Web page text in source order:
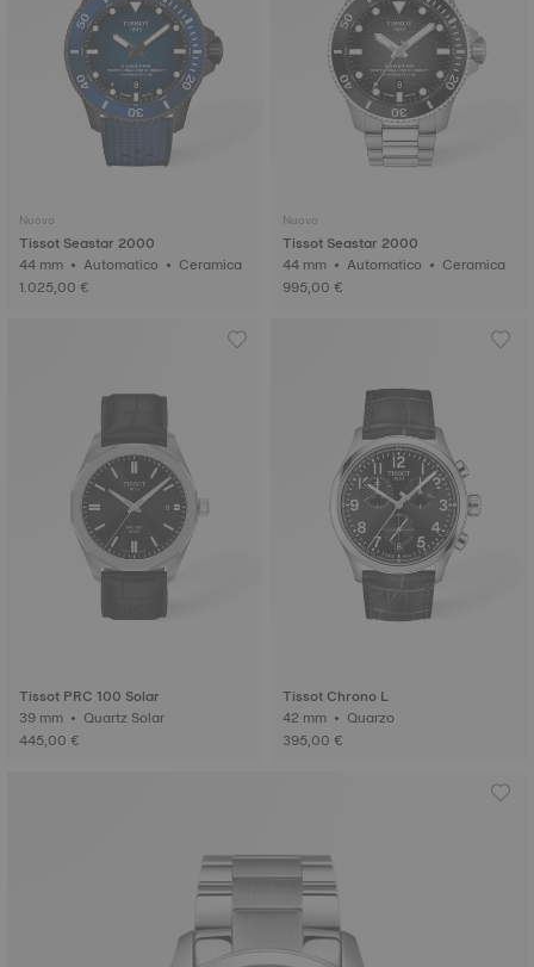
Nuovo
Tissot Seastar 2000
44 mm • Automatico • Ceramica
1.025,00 €
Nuovo
Tissot Seastar 2000
44 mm • Automatico • Ceramica
995,00 €
Tissot PRC 100 Solar
39 mm • Quartz Solar
445,00 €
Tissot Chrono L
42 mm • Quarzo
395,00 €